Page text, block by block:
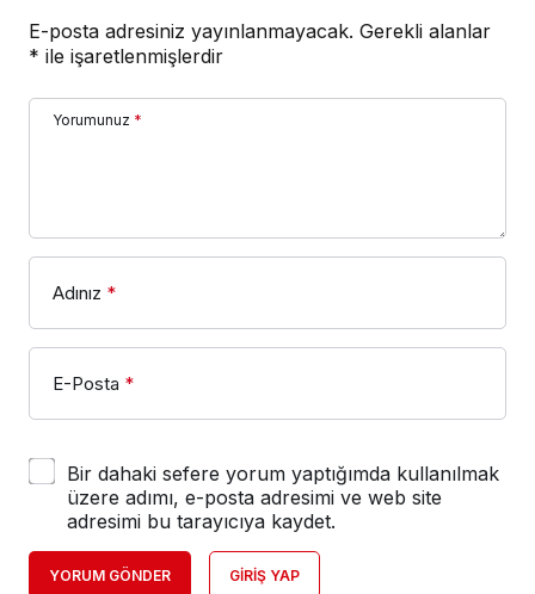
E-posta adresiniz yayınlanmayacak. Gerekli alanlar
* ile işaretlenmişlerdir
Yorumunuz *
Adınız *
E-Posta *
Bir dahaki sefere yorum yaptığımda kullanılmak
üzere adımı, e-posta adresimi ve web site
adresimi bu tarayıcıya kaydet.
YORUM GÖNDER GIRIŞ YAP